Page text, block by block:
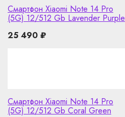
Смартфон Xiaomi Note 14 Pro
(5G) 12/512 Gb Lavender Purple
25 490 ₽
Смартфон Xiaomi Note 14 Pro
(5G) 12/512 Gb Coral Green